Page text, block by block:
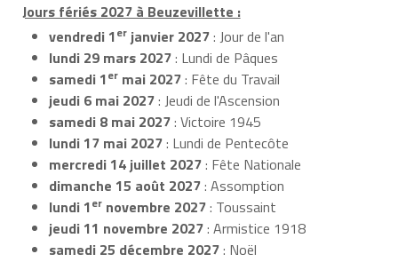
Jours fériés 2027 à Beuzevillette :
vendredi 1er janvier 2027: Jour de l'an
lundi 29 mars 2027: Lundi de Pâques
samedi 1er mai 2027: Fête du Travail
jeudi 6 mai 2027: Jeudi de l'Ascension
samedi 8 mai 2027: Victoire 1945
lundi 17 mai 2027: Lundi de Pentecôte
mercredi 14 juillet 2027: Fête Nationale
dimanche 15 août 2027: Assomption
lundi 1er novembre 2027: Toussaint
jeudi 11 novembre 2027: Armistice 1918
samedi 25 décembre 2027: Noël